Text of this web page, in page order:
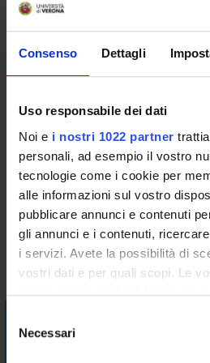
Consenso Dettagli
Uso responsabile dei dati
Noi e i nostri 1022 partner
personali, ad esempio il vostro
tecnologie come i cookie per
alle informazioni sul vostro
pubblicare annunci e contenuti
gli annunci e i contenuti,
i servizi. Avete la possibilità di
vostri dati e per quali scopi. Le
privacy sono applicabili solo su
modificare o revocare il proprio
momento dalla Dichiarazione
Necessari
identifying indispensable
social interventions in a complex,
multicultural society.
Program
1. Globalization, complexity, crisis
education.
2. The centrality of pedagogy and
3. Educational and social
pluralism and diversity.
Bibliography
Vai alla
Visualizza la bibliografia con
Sistema Bibliotecario mette a